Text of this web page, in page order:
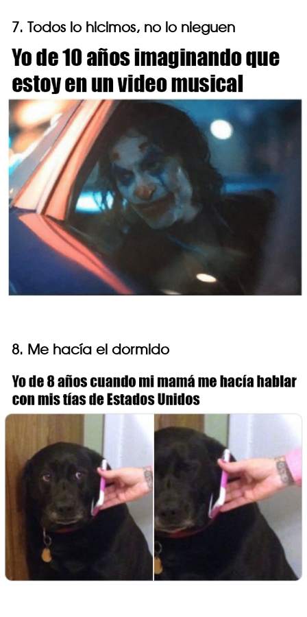
7. Todos lo hicimos, no lo nieguen
8. Me hacía el dormido